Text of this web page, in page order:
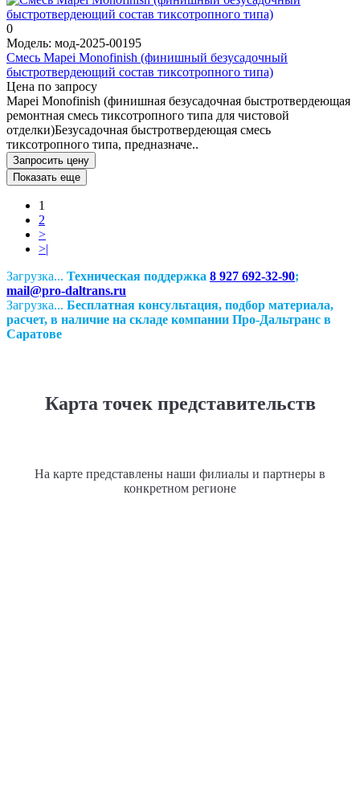
0
Модель: мод-2025-00195
Смесь Mapei Monofinish (финишный безусадочный
быстротвердеющий состав тиксотропного типа)
Цена по запросу
Mapei Monofinish (финишная безусадочная быстротвердеющая
ремонтная смесь тиксотропного типа для чистовой
отделки)Безусадочная быстротвердеющая смесь
тиксотропного типа, предназначе..
Запросить цену
Показать еще
1
2
>
>|
Загрузка... Техническая поддержка 8 927 692-32-90;
mail@pro-daltrans.ru
Загрузка... Бесплатная консультация, подбор материала,
расчет, в наличие на складе компании Про-Дальтранс в
Саратове
Карта точек представительств
На карте представлены наши филиалы и партнеры в
конкретном регионе